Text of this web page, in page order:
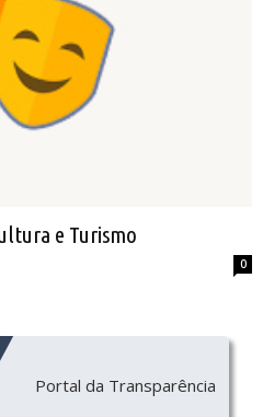
e Turismo
0
Portal da Transparência